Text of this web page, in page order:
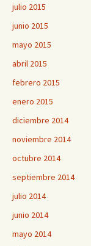
julio 2015
junio 2015
mayo 2015
abril 2015
febrero 2015
enero 2015
diciembre 2014
noviembre 2014
octubre 2014
septiembre 2014
julio 2014
junio 2014
mayo 2014